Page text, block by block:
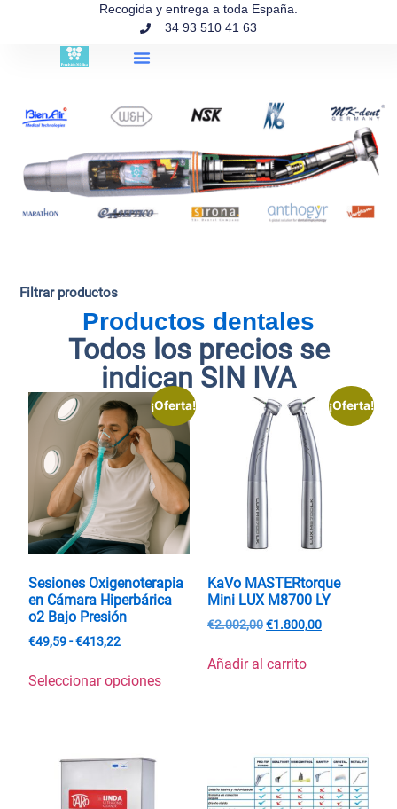
Recogida y entrega a toda España.
34 93 510 41 63
Filtrar productos
Productos dentales
Todos los precios se
indican SIN IVA
¡Oferta!
Sesiones Oxigenoterapia
en Cámara Hiperbárica
o2 Bajo Presión
€49,59 -€413,22
Seleccionar opciones
¡Oferta!
KaVo MASTERtorque
Mini LUX M8700 LY
€2.002,00€1.800,00
Añadir al carrito